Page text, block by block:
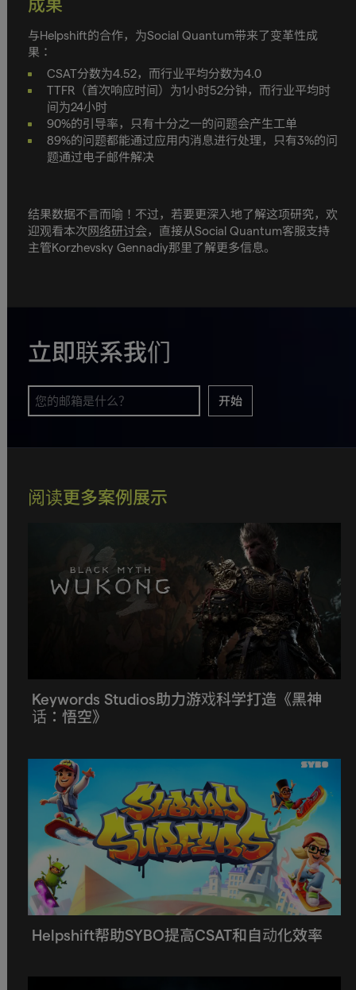
成果
与Helpshift的合作，为Social Quantum带来了变革性成
果：
CSAT分数为4.52，而行业平均分数为4.0
TTFR（首次响应时间）为1小时52分钟，而行业平均时
间为24小时
90%的引导率，只有十分之一的问题会产生工单
89%的问题都能通过应用内消息进行处理，只有3%的问
题通过电子邮件解决
结果数据不言而喻！不过，若要更深入地了解这项研究，欢
迎观看本次网络研讨会，直接从Social Quantum客服支持
主管Korzhevsky Gennadiy那里了解更多信息。
立即联系我们
开始
阅读更多案例展示
Keywords Studios助力游戏科学打造《黑神
话：悟空》
Helpshift帮助SYBO提高CSAT和自动化效率